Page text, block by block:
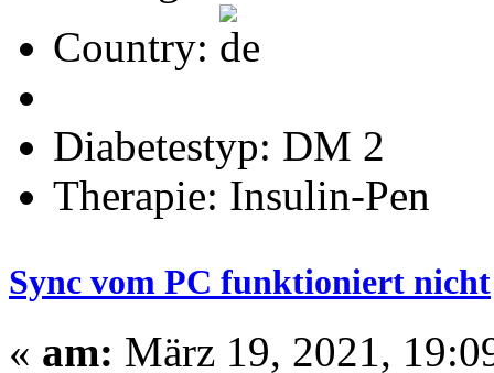
Country:
Diabetestyp: DM 2
Therapie: Insulin-Pen
Sync vom PC funktioniert nicht
« am: März 19, 2021,